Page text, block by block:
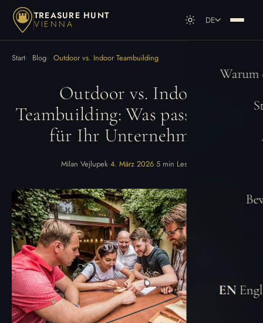
TREASURE HUNT
VIENNA DE
DE Deutsch
EN
EN
Start Blog Outdoor vs. Indoor Teambuilding
Outdoor vs. Indoor
Teambuilding: Was passt besser
für Ihr Unternehmen?
Milan Vejlupek· 4. März 2026· 5 min Lesezeit